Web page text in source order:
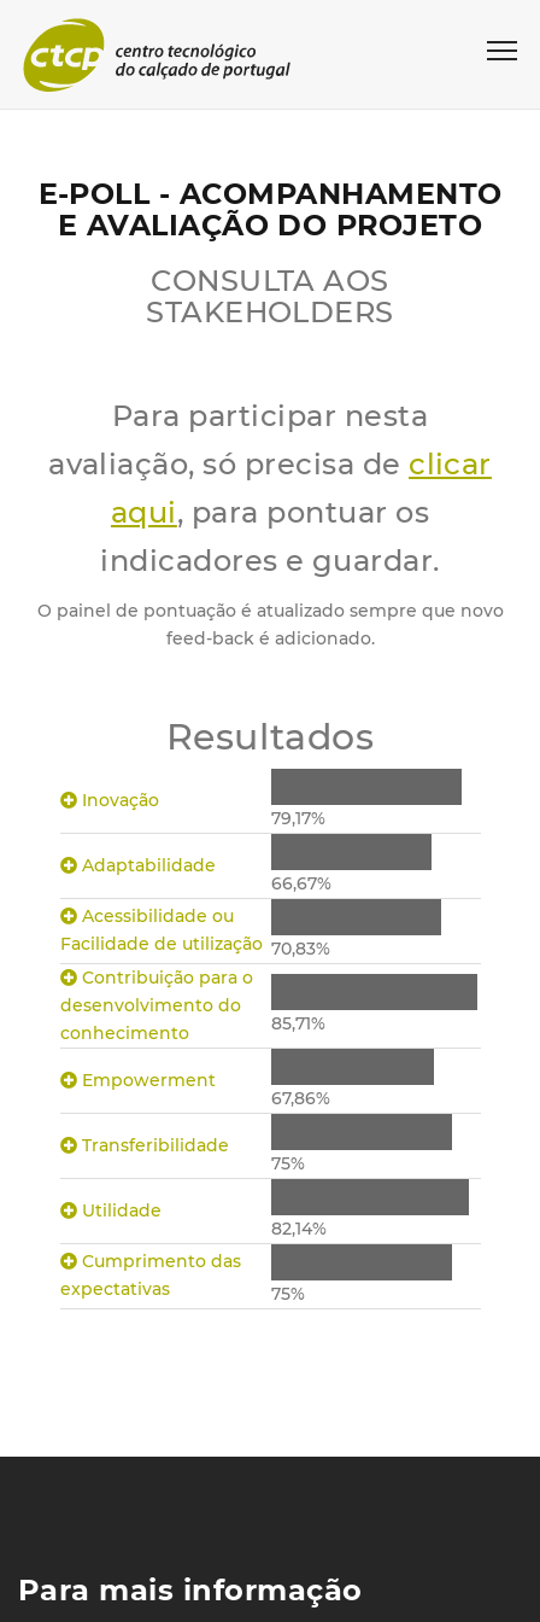
E-POLL - ACOMPANHAMENTO
E AVALIAÇÃO DO PROJETO
CONSULTA AOS
STAKEHOLDERS
Para participar nesta
avaliação, só precisa de clicar
aqui, para pontuar os
indicadores e guardar.
O painel de pontuação é atualizado sempre que novo
feed-back é adicionado.
Resultados
Inovação
79,17%
Adaptabilidade
66,67%
Acessibilidade ou
Facilidade de utilização 70,83%
Contribuição para o
desenvolvimento do
conhecimento
85,71%
Empowerment
67,86%
Transferibilidade
75%
Utilidade
82,14%
Cumprimento das
expectativas
75%
Para mais informação